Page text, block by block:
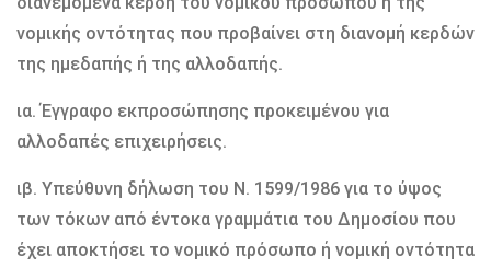
νομικής οντότητας που προβαίνει στη διανομή κερδών
της ημεδαπής ή της αλλοδαπής.
ια. Έγγραφο εκπροσώπησης προκειμένου για
αλλοδαπές επιχειρήσεις.
ιβ. Υπεύθυνη δήλωση του Ν. 1599/1986 για το ύψος
των τόκων από έντοκα γραμμάτια του Δημοσίου που
έχει αποκτήσει το νομικό πρόσωπο ή νομική οντότητα